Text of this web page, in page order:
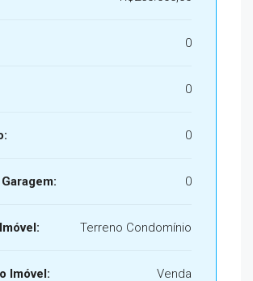
0
0
0
0
Terreno Condomínio
Imóvel: Venda